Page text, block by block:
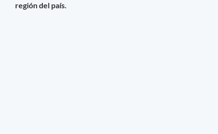
región del país.